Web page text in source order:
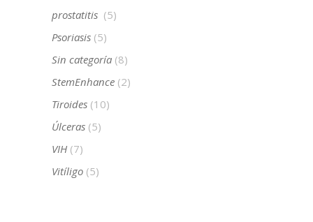
prostatitis (5)
Psoriasis (5)
Sin categoría (8)
StemEnhance (2)
Tiroides (10)
Úlceras (5)
VIH (7)
Vitíligo (5)